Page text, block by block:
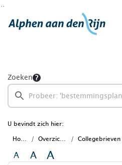
Ga naar de inhoud van deze pagina
Zoeken
U bevindt zich hier:
Home
Overzichten Collegebrieven
A A A